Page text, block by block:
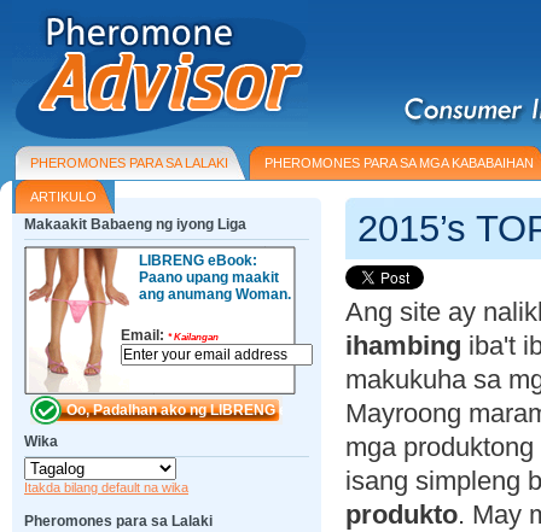
PHEROMONES PARA SA LALAKI PHEROMONES PARA SA MGA KABABAIHAN
ARTIKULO
2015’s
Ang site ay
ihambing iba't
makukuha sa
Mayroong
mga
isang simpleng
produkto. May
Makaakit Babaeng ng iyong Liga
LIBRENG eBook:
Paano upang maakit
ang anumang Woman.
Email: *Kailangan
Wika
Itakda bilang default na wika
Pheromones para sa Lalaki